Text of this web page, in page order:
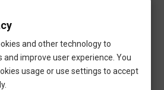
kártya
(előny)
mint Sofőr
and other technology to
and improve user experience. You
usage or use settings to accept